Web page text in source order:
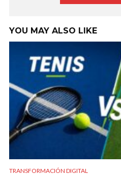
YOU MAY ALSO LIKE
TRANSFORMACIÓN DIGITAL